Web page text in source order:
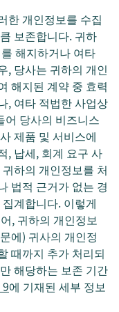
한 개인정보를 수집
보존합니다. 귀하
해지하거나 여타
, 당사는 귀하의 개인
해지된 계약 중 효력
, 여타 적법한 사업상
어 당사의 비즈니스
제품 및 서비스에
, 납세, 회계 요구 사
하의 개인정보를 처
법적 근거가 없는 경
계합니다. 이렇게
, 귀하의 개인정보
에) 귀사의 개인정
때까지 추가 처리되
해당하는 보존 기간
에 기재된 세부 정보